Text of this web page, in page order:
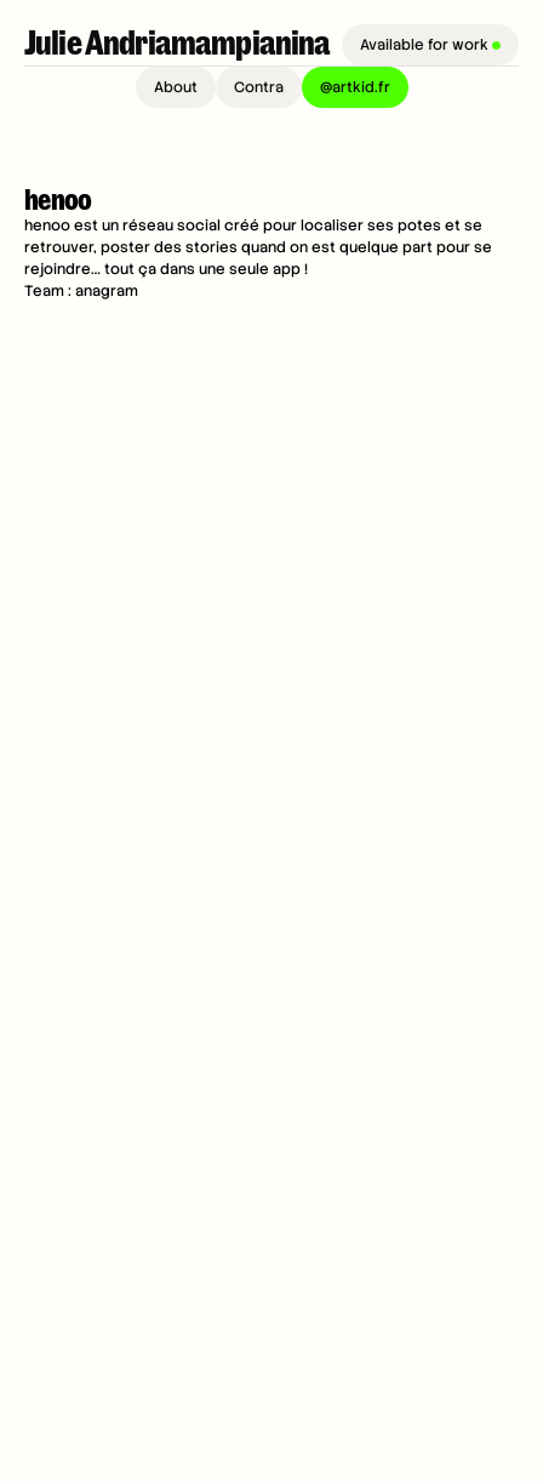
Julie Andriamampianina Available for work
About Contra @artkid.fr
henoo
henoo est un réseau social créé pour localiser ses potes et se
retrouver, poster des stories quand on est quelque part pour se
rejoindre… tout ça dans une seule app !
Team : anagram